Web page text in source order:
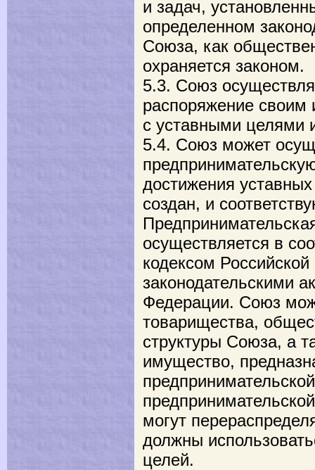
и задач,
определенном
Союза, как
охраняется законом.
5.3. Союз
распоряжение своим
с уставными целями
5.4. Союз может
достижения
создан, и
осуществляется в
кодексом
законодательскими
Федерации. Союз
товарищества,
структуры Союза, а
имущество,
могут
должны
целей.